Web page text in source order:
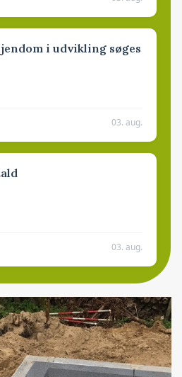
i udvikling søges
03. aug.
03. aug.